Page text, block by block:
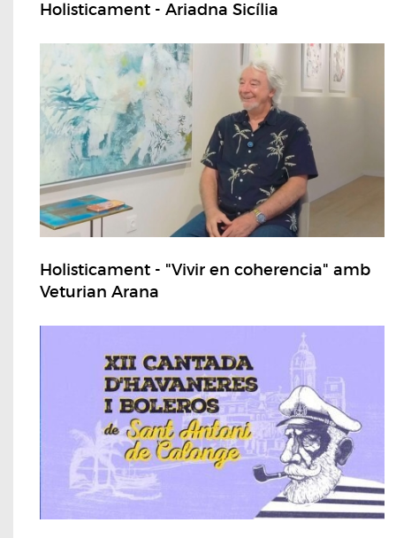
Holisticament - Ariadna Sicília
Holisticament - "Vivir en coherencia" amb
Veturian Arana